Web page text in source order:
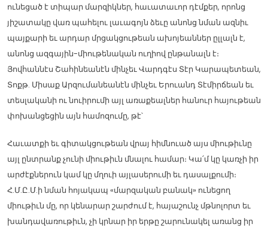
ունեցած է տիպար մարզիկներ, հաւատաւոր դէմքեր, որոնց
յիշատակը վառ պահելու լաւագոյն ձեւը անոնց նման ազնիւ
պայքարի եւ արդար մրցակցութեան ախոյեաններ ըլլալն է,
անոնց ազգային-միութենական ուղիով ընթանալն է։
Յովհաննէս Շահինեանէն մինչեւ Վարդգէս Տէր Կարապետեան,
Տոքթ. Միսաք Արզումանեանէն մինչեւ Երուանդ Տէմիրճեան եւ
տեսլականի ու նուիրումի այլ առաքեալներ հանուր հայութեան
փոխանցեցին այն համոզումը, թէ՝
Հաւատքի եւ գիտակցութեան վրայ հիմնուած այս միութիւնը
այլ ընտրանք չունի միութիւն մնալու համար։ Կա՛մ կը կառչի իր
արժէքներուն կամ կը մղուի այլասերումի եւ դասալքումի։
Հ.Մ.Ը.Մ.ի նման հոյակապ «մարզական բանակ» ունեցող
միութիւն մը, որ կենարար շարժում է, հայաշունչ մթնոլորտ եւ
խանդավառութիւն, չի կրնար իր երթը շարունակել առանց իր